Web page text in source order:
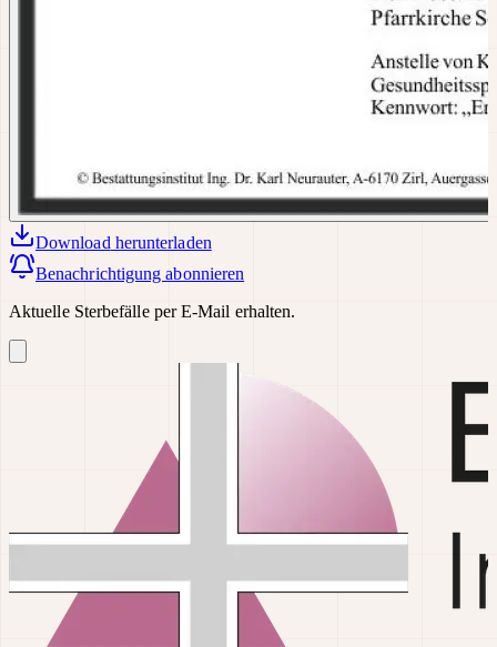
Download herunterladen
Benachrichtigung abonnieren
Aktuelle Sterbefälle per E-Mail erhalten.